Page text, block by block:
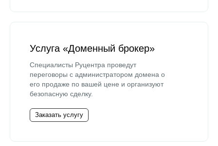
Услуга «Доменный брокер»
Специалисты Руцентра проведут
переговоры с администратором домена о
его продаже по вашей цене и организуют
безопасную сделку.
Заказать услугу